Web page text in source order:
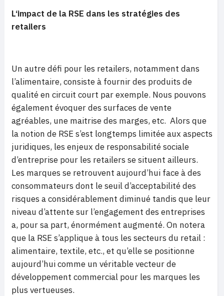
L‘impact de la RSE dans les stratégies des
retailers
Un autre défi pour les retailers, notamment dans
l’alimentaire, consiste à fournir des produits de
qualité en circuit court par exemple. Nous pouvons
également évoquer des surfaces de vente
agréables, une maitrise des marges, etc. Alors que
la notion de RSE s’est longtemps limitée aux aspects
juridiques, les enjeux de responsabilité sociale
d’entreprise pour les retailers se situent ailleurs.
Les marques se retrouvent aujourd’hui face à des
consommateurs dont le seuil d’acceptabilité des
risques a considérablement diminué tandis que leur
niveau d’attente sur l’engagement des entreprises
a, pour sa part, énormément augmenté. On notera
que la RSE s’applique à tous les secteurs du retail :
alimentaire, textile, etc., et qu’elle se positionne
aujourd’hui comme un véritable vecteur de
développement commercial pour les marques les
plus vertueuses.